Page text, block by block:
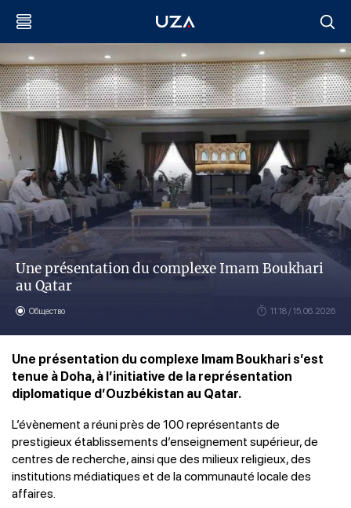
Une présentation du complexe Imam Boukhari
au Qatar
Общество 11:18 / 15.06.2026
Une présentation du complexe Imam Boukhari s’est
tenue à Doha, à l’initiative de la représentation
diplomatique d’Ouzbékistan au Qatar.
L’évènement a réuni près de 100 représentants de
prestigieux établissements d’enseignement supérieur, de
centres de recherche, ainsi que des milieux religieux, des
institutions médiatiques et de la communauté locale des
affaires.